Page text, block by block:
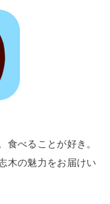
食べることが好き。
木の魅力をお届けい